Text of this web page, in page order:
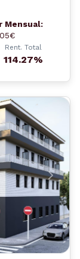
Mensual:
Rent. Total
114.27%